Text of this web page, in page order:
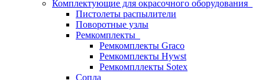
Комплектующие для окрасочного оборудования
Пистолеты распылители
Поворотные узлы
Ремкомплекты
Ремкомплекты Graco
Ремкомплекты Hywst
Ремкомпллекты Sotex
Сопла